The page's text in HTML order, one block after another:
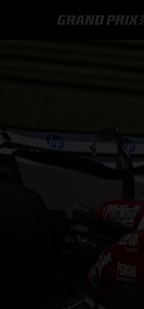
ONLINE RADIO
GRAND PRIX RADIO APP
COMMENTATOREN
PODCASTS